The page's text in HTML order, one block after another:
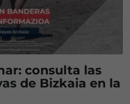
consulta las
de Bizkaia en la